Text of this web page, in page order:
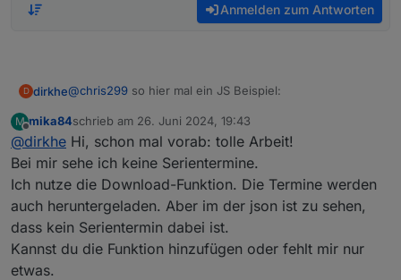
Anmelden zum Antworten
D dirkhe@chris299 so hier mal ein JS Beispiel:
function webCalAlert(dpID, minutesBefore)
        let s = null;
        function initALert(timeStr) {
            if (s != null)
                clearSchedule(s);
            if (timeStr) {
s = schedule(new Date(new
                    s = null;
M
Offline
mika84schrieb am 26. Juni 2024, 19:43
zuletzt editiert von
@dirkhe Hi, schon mal vorab: tolle Arbeit!
Bei mir sehe ich keine Serientermine.
Ich nutze die Download-Funktion. Die Termine werden
auch heruntergeladen. Aber im der json ist zu sehen,
dass kein Serientermin dabei ist.
Kannst du die Funktion hinzufügen oder fehlt mir nur
etwas.